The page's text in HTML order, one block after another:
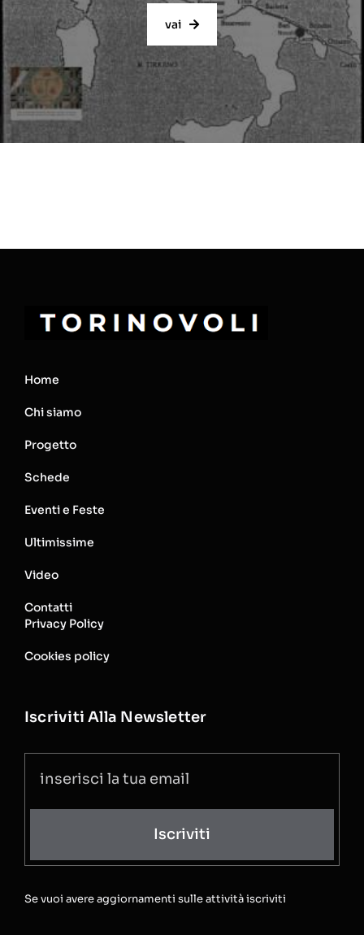
vai
Home
Chi siamo
Progetto
Schede
Eventi e Feste
Ultimissime
Video
Contatti
Privacy Policy
Cookies policy
Iscriviti Alla Newsletter
Iscriviti
Se vuoi avere aggiornamenti sulle attività iscriviti